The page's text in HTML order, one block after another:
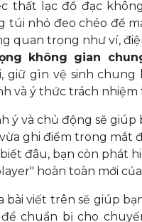
thất lạc đồ đạc
túi nhỏ đeo chéo để
quan trọng như ví,
không gian
giữ gìn vệ sinh chung
và ý thức trách nhiệm
ý và chủ động sẽ giúp
ghi điểm trong mắt
đâu, bạn còn phát
hoàn toàn mới
bài viết trên sẽ giúp
chuẩn bị cho